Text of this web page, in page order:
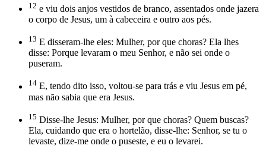
12 e viu dois anjos vestidos de branco, assentados onde jazera
o corpo de Jesus, um à cabeceira e outro aos pés.
13 E disseram-lhe eles: Mulher, por que choras? Ela lhes
disse: Porque levaram o meu Senhor, e não sei onde o
puseram.
14 E, tendo dito isso, voltou-se para trás e viu Jesus em pé,
mas não sabia que era Jesus.
15 Disse-lhe Jesus: Mulher, por que choras? Quem buscas?
Ela, cuidando que era o hortelão, disse-lhe: Senhor, se tu o
levaste, dize-me onde o puseste, e eu o levarei.